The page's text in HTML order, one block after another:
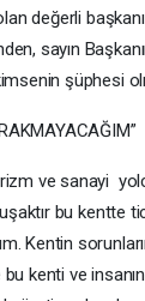
değerli
sayın
şüphesi
ve sanayi
bu
Kentin
bu kenti ve